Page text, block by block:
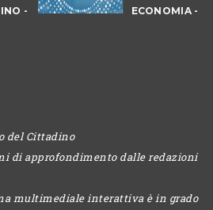
-
ECONOMIA -
del Cittadino
di approfondimento dalle redazioni
multimediale interattiva è in grado